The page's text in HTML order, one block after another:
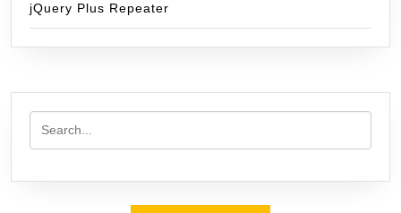
jQuery Plus Repeater